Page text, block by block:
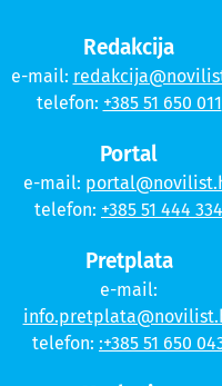
Redakcija
e-mail:
telefon: +385 51 650 011
Portal
e-mail:
telefon: +385 51 444 334
Pretplata
e-mail:
telefon: :+385 51 650